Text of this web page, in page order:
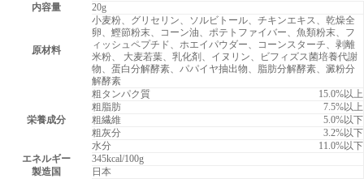
内容量
20g
原材料
小麦粉、グリセリン、ソルビトール、チキンエキス、乾燥全
卵、鰹節粉末、コーン油、ポテトファイバー、魚類粉末、フ
ィッシュペプチド、ホエイパウダー、コーンスターチ、剥離
米粉、 大麦若葉、乳化剤、イヌリン、ビフィズス菌培養代謝
物、蛋白分解酵素、パパイヤ抽出物、脂肪分解酵素、澱粉分
解酵素
栄養成分
粗タンパク質
15.0%以上
粗脂肪
7.5%以上
粗繊維
5.0%以下
粗灰分
3.2%以下
水分
11.0%以下
エネルギー
345kcal/100g
製造国
日本